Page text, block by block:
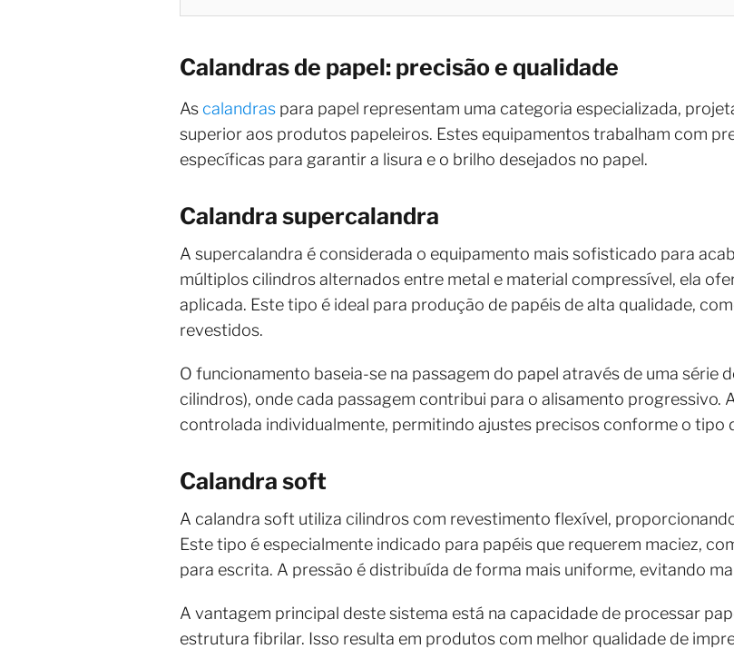
Calandras de papel: precisão e qualidade
As calandras para papel representam uma categoria especializada,
superior aos produtos papeleiros. Estes equipamentos trabalham com
específicas para garantir a lisura e o brilho desejados no papel.
Calandra supercalandra
A supercalandra é considerada o equipamento mais sofisticado para
múltiplos cilindros alternados entre metal e material compressível, ela
aplicada. Este tipo é ideal para produção de papéis de alta qualidade,
revestidos.
O funcionamento baseia-se na passagem do papel através de uma série
cilindros), onde cada passagem contribui para o alisamento progressivo.
controlada individualmente, permitindo ajustes precisos conforme o tipo
Calandra soft
A calandra soft utiliza cilindros com revestimento flexível,
Este tipo é especialmente indicado para papéis que requerem maciez,
para escrita. A pressão é distribuída de forma mais uniforme, evitando
A vantagem principal deste sistema está na capacidade de processar
estrutura fibrilar. Isso resulta em produtos com melhor qualidade de